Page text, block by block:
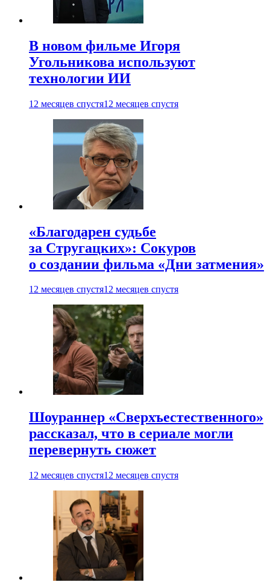
В новом фильме Игоря
Угольникова используют
технологии ИИ
12 месяцев спустя12 месяцев спустя
«Благодарен судьбе
за Стругацких»: Сокуров
о создании фильма «Дни затмения»
12 месяцев спустя12 месяцев спустя
Шоураннер «Сверхъестественного»
рассказал, что в сериале могли
перевернуть сюжет
12 месяцев спустя12 месяцев спустя